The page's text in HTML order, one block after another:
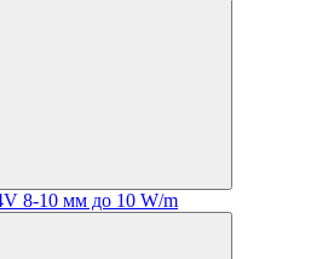
8-10 мм до 10 W/m